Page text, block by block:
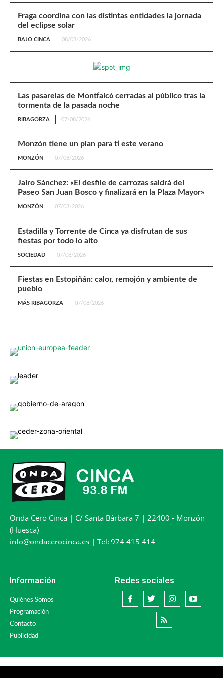
Fraga coordina con las distintas entidades la jornada
del eclipse solar
BAJO CINCA 08/08/2026
Las pasarelas de Montfalcó cerradas al público tras la
tormenta de la pasada noche
RIBAGORZA 07/08/2026
Monzón tiene un plan para ti este verano
MONZÓN 07/08/2026
Jairo Sánchez: «El desfile de carrozas saldrá del
Paseo San Juan Bosco y finalizará en la Plaza Mayor»
MONZÓN 07/08/2026
Estadilla y Torrente de Cinca ya disfrutan de sus
fiestas por todo lo alto
SOCIEDAD 07/08/2026
Fiestas en Estopiñán: calor, remojón y ambiente de
pueblo
MÁS RIBAGORZA 07/08/2026
Onda Cero Cinca | C/ Santa Bárbara 7 | 22400 - Monzón
(Huesca)
info@ondacerocinca.es | Tel: 974 415 414
Información
Quiénes Somos
Programación
Contacto
Publicidad
Redes sociales